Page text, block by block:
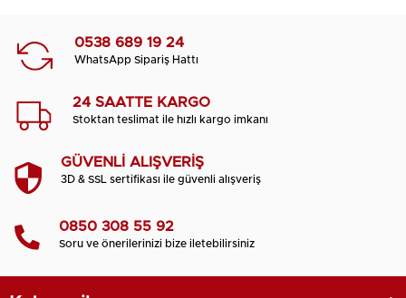
0538 689 19 24
WhatsApp Sipariş Hattı
24 SAATTE KARGO
Stoktan teslimat ile hızlı kargo imkanı
GÜVENLİ ALIŞVERİŞ
3D & SSL sertifikası ile güvenli alışveriş
0850 308 55 92
Soru ve önerilerinizi bize iletebilirsiniz